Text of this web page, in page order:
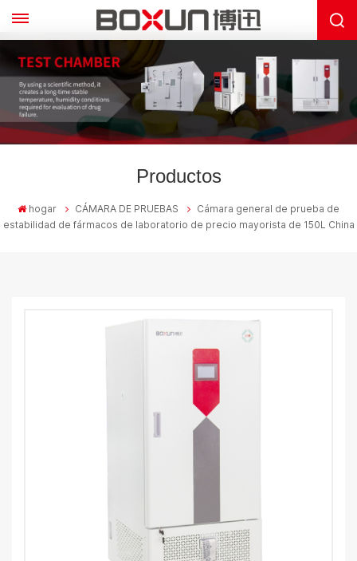
Productos
hogar CÁMARA DE PRUEBAS
Cámara general de prueba de
estabilidad de fármacos de laboratorio de precio mayorista de 150L China